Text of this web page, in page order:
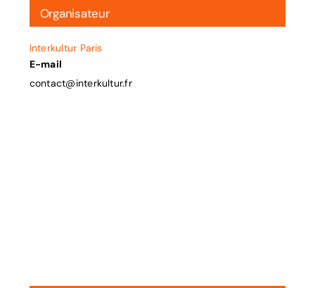
Organisateur
Interkultur Paris
E-mail
contact@interkultur.fr